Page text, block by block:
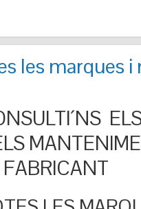
les marques i
FABRICANT